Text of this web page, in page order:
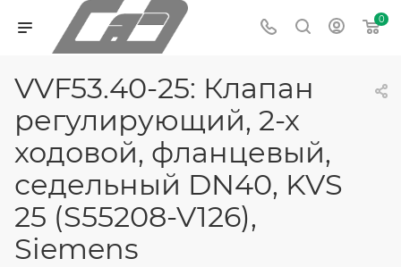
0
VVF53.40-25: Клапан
регулирующий, 2-х
ходовой, фланцевый,
седельный DN40, KVS
25 (S55208-V126),
Siemens